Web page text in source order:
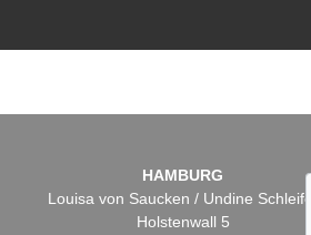
HAMBURG
Louisa von Saucken / Undine Schleifer
Holstenwall 5